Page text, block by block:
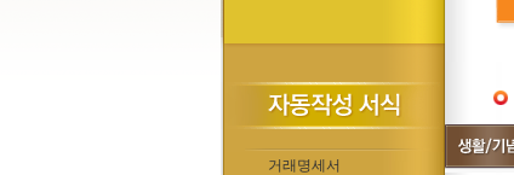
거래명세서